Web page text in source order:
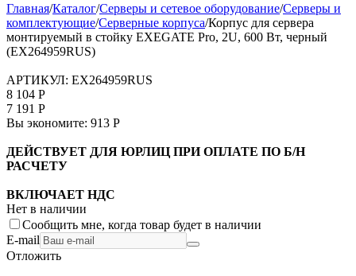
Главная/Каталог/Серверы и сетевое оборудование/Серверы и
комплектующие/Серверные корпуса/Корпус для сервера
монтируемый в стойку EXEGATE Pro, 2U, 600 Вт, черный
(EX264959RUS)
АРТИКУЛ: EX264959RUS
8 104 Р
7 191 Р
Вы экономите: 913 Р
ДЕЙСТВУЕТ ДЛЯ ЮРЛИЦ ПРИ ОПЛАТЕ ПО Б/Н
РАСЧЕТУ
ВКЛЮЧАЕТ НДС
Нет в наличии
Сообщить мне, когда товар будет в наличии
E-mail
Отложить